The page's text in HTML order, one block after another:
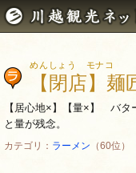
めんしょう モナコ
【閉店】
【居心地×】【量×】 バタ
と量が残念。
カテゴリ： ラーメン （60位